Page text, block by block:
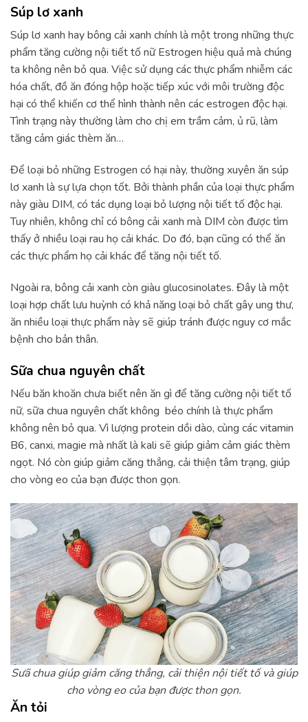
Súp lơ xanh
Súp lơ xanh hay bông cải xanh chính là một trong những thực
phẩm tăng cường nội tiết tố nữ Estrogen hiệu quả mà chúng
ta không nên bỏ qua. Việc sử dụng các thực phẩm nhiễm các
hóa chất, đồ ăn đóng hộp hoặc tiếp xúc với môi trường độc
hại có thể khiến cơ thể hình thành nên các estrogen độc hại.
Tình trạng này thường làm cho chị em trầm cảm, ủ rũ, làm
tăng cảm giác thèm ăn…
Để loại bỏ những Estrogen có hại này, thường xuyên ăn súp
lơ xanh là sự lựa chọn tốt. Bởi thành phần của loại thực phẩm
này giàu DIM, có tác dụng loại bỏ lượng nội tiết tố độc hại.
Tuy nhiên, không chỉ có bông cải xanh mà DIM còn được tìm
thấy ở nhiều loại rau họ cải khác. Do đó, bạn cũng có thể ăn
các thực phẩm họ cải khác để tăng nội tiết tố.
Ngoài ra, bông cải xanh còn giàu glucosinolates. Đây là một
loại hợp chất lưu huỳnh có khả năng loại bỏ chất gây ung thư,
ăn nhiều loại thực phẩm này sẽ giúp tránh được nguy cơ mắc
bệnh cho bản thân.
Sữa chua nguyên chất
Nếu băn khoăn chưa biết nên ăn gì để tăng cường nội tiết tố
nữ, sữa chua nguyên chất không béo chính là thực phẩm
không nên bỏ qua. Vì lượng protein dồi dào, cùng các vitamin
B6, canxi, magie mà nhất là kali sẽ giúp giảm cảm giác thèm
ngọt. Nó còn giúp giảm căng thẳng, cải thiện tâm trạng, giúp
cho vòng eo của bạn được thon gọn.
Sưã chua giúp giảm căng thẳng, cải thiện nội tiết tố và giúp
cho vòng eo của bạn được thon gọn.
Ăn tỏi